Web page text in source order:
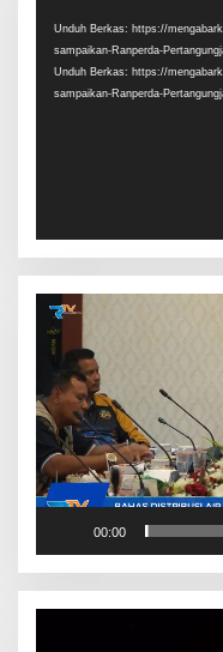
Unduh Berkas: https://
sampaikan-Ranperda-
Unduh Berkas: https://
sampaikan-Ranperda-
Pemutar
Video
00:00